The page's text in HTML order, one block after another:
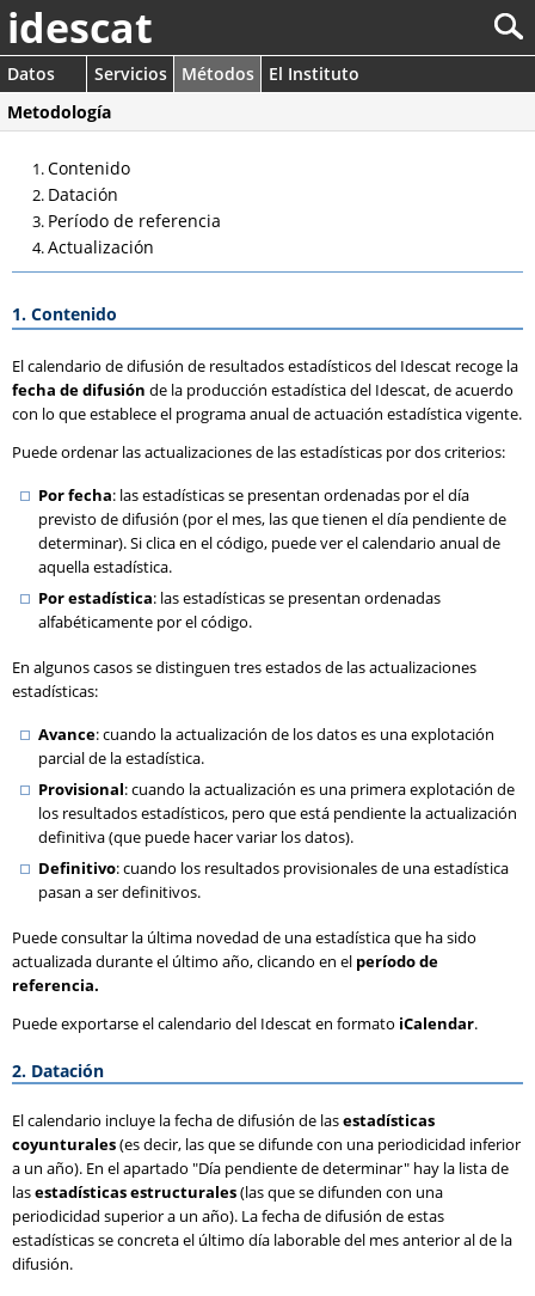
idescat
Datos Servicios Métodos
El Instituto
Metodología
Contenido
Datación
Período de referencia
Actualización
1. Contenido
El calendario de difusión de resultados estadísticos del Idescat recoge la
fecha de difusión de la producción estadística del Idescat, de acuerdo
con lo que establece el programa anual de actuación estadística vigente.
Puede ordenar las actualizaciones de las estadísticas por dos criterios:
Por fecha: las estadísticas se presentan ordenadas por el día
previsto de difusión (por el mes, las que tienen el día pendiente de
determinar). Si clica en el código, puede ver el calendario anual de
aquella estadística.
Por estadística: las estadísticas se presentan ordenadas
alfabéticamente por el código.
En algunos casos se distinguen tres estados de las actualizaciones
estadísticas:
Avance: cuando la actualización de los datos es una explotación
parcial de la estadística.
Provisional: cuando la actualización es una primera explotación de
los resultados estadísticos, pero que está pendiente la actualización
definitiva (que puede hacer variar los datos).
Definitivo: cuando los resultados provisionales de una estadística
pasan a ser definitivos.
Puede consultar la última novedad de una estadística que ha sido
actualizada durante el último año, clicando en el período de
referencia.
Puede exportarse el calendario del Idescat en formato iCalendar.
2. Datación
El calendario incluye la fecha de difusión de lasestadísticas
coyunturales(es decir, las que se difunde con una periodicidad inferior
a un año). En el apartado "Día pendiente de determinar" hay la lista de
lasestadísticas estructurales(las que se difunden con una
periodicidad superior a un año). La fecha de difusión de estas
estadísticas se concreta el último día laborable del mes anterior al de la
difusión.